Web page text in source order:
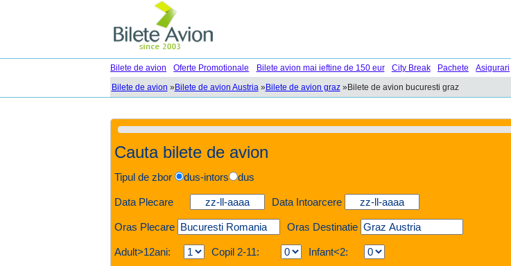
Bilete de avion
Oferte Promotionale Bilete avion mai ieftine de 150 eur City Break Pachete Asigurari
Bilete de avion »Bilete de avion Austria »Bilete de avion graz»Bilete de avion bucuresti graz
Cauta bilete de avion
Tipul de zbor dus-intors dus
Data Plecare Data Intoarcere
Oras Plecare Oras Destinatie
Adult>12ani: Copil 2-11: Infant<2: